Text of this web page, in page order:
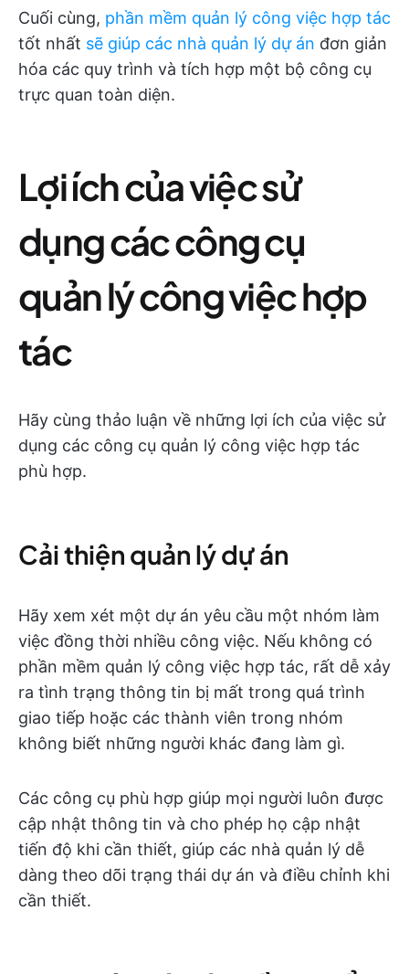
Cuối cùng, phần mềm quản lý công việc hợp tác
tốt nhất sẽ giúp các nhà quản lý dự án đơn giản
hóa các quy trình và tích hợp một bộ công cụ
trực quan toàn diện.
Lợi ích của việc sử
dụng các công cụ
quản lý công việc hợp
tác
Hãy cùng thảo luận về những lợi ích của việc sử
dụng các công cụ quản lý công việc hợp tác
phù hợp.
Cải thiện quản lý dự án
Hãy xem xét một dự án yêu cầu một nhóm làm
việc đồng thời nhiều công việc. Nếu không có
phần mềm quản lý công việc hợp tác, rất dễ xảy
ra tình trạng thông tin bị mất trong quá trình
giao tiếp hoặc các thành viên trong nhóm
không biết những người khác đang làm gì.
Các công cụ phù hợp giúp mọi người luôn được
cập nhật thông tin và cho phép họ cập nhật
tiến độ khi cần thiết, giúp các nhà quản lý dễ
dàng theo dõi trạng thái dự án và điều chỉnh khi
cần thiết.